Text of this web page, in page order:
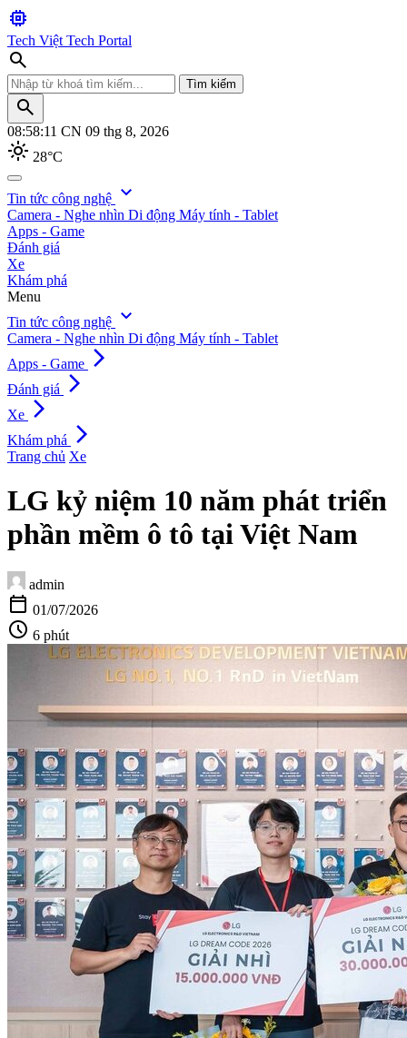
memory
Tech Việt Tech Portal
search
Tìm kiếm
search
08:58:13 CN 09 thg 8, 2026
light_mode 28°C
search
Tìm kiếm
Tin tức công nghệ expand_more
Camera - Nghe nhìn Di động Máy tính - Tablet
Apps - Game
Đánh giá
Xe
Khám phá
Menu
Tin tức công nghệ expand_more
Camera - Nghe nhìn Di động Máy tính - Tablet
Apps - Game arrow_forward_ios
Đánh giá arrow_forward_ios
Xe arrow_forward_ios
Khám phá arrow_forward_ios
Trang chủ Xe
LG kỷ niệm 10 năm phát triển
phần mềm ô tô tại Việt Nam
admin
calendar_today 01/07/2026
schedule 6 phút